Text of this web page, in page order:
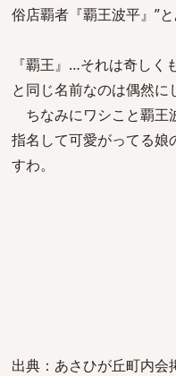
俗店覇者『覇王波平』”
『覇王』…それは奇しく
と同じ名前なのは偶然に
ちなみにワシこと覇王
指名して可愛がってる娘
すわ。
出典：あさひが丘町内会